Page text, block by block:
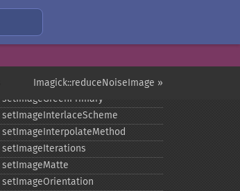
Imagick::reduceNoiseImage »
setImageExtent
setImageFilename
setImageGamma
setImageGravity
setImageGreenPrimary
setImageInterlaceScheme
setImageInterpolateMethod
setImageIterations
setImageMatte
setImageOrientation